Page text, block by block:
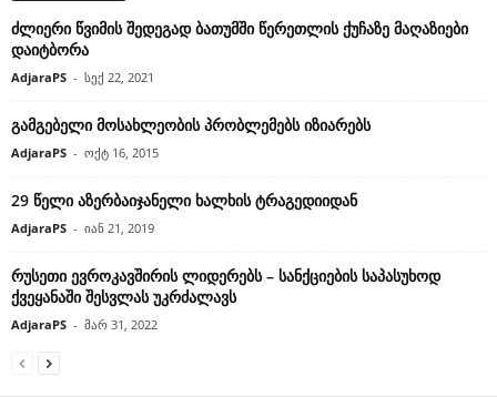
ძლიერი წვიმის შედეგად ბათუმში წერეთლის ქუჩაზე მაღაზიები
დაიტბორა
AdjaraPS - სექ 22, 2021
გამგებელი მოსახლეობის პრობლემებს იზიარებს
AdjaraPS - ოქტ 16, 2015
29 წელი აზერბაიჯანელი ხალხის ტრაგედიიდან
AdjaraPS - იან 21, 2019
რუსეთი ევროკავშირის ლიდერებს – სანქციების საპასუხოდ
ქვეყანაში შესვლას უკრძალავს
AdjaraPS - მარ 31, 2022